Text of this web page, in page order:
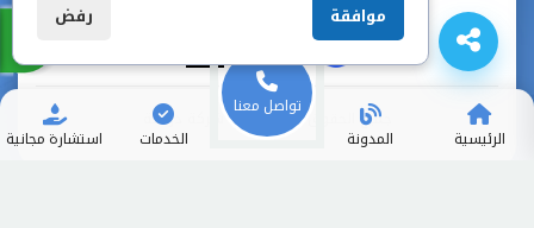
الرئيسية المدونة
تواصل معنا
الخدمات
استشارة مجانية
جميع الحقوق محفوظة © شركة دراسة
موافقة رفض